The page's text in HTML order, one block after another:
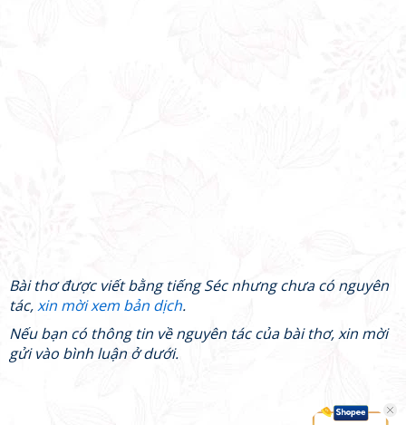
Bài thơ được viết bằng tiếng Séc nhưng chưa có nguyên
tác,xin mời xem bản dịch.
Nếu bạn có thông tin về nguyên tác của bài thơ, xin mời
gửi vào bình luận ở dưới.